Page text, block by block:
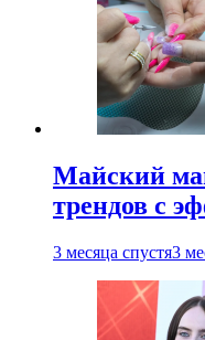
Майский
трендов с
3 месяца спустя3